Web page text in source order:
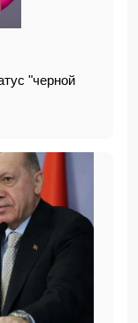
"черной